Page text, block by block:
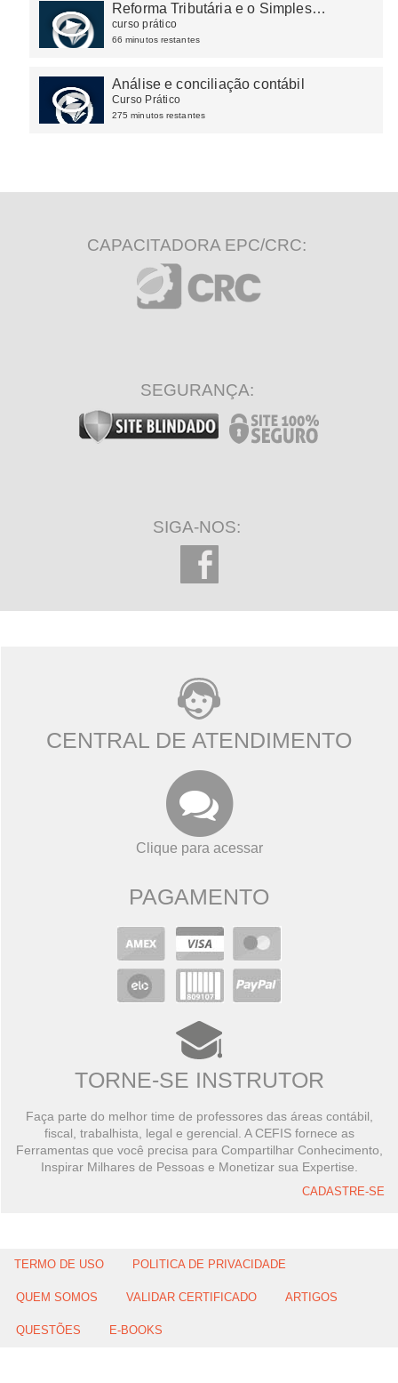
Reforma Tributária e o Simples
Nacional: Impactos e Adaptações
curso prático
66 minutos restantes
Análise e conciliação contábil
Curso Prático
275 minutos restantes
CAPACITADORA EPC/CRC:
SEGURANÇA:
SIGA-NOS:
CENTRAL DE ATENDIMENTO
Clique para acessar
PAGAMENTO
TORNE-SE INSTRUTOR
Faça parte do melhor time de professores das áreas contábil,
fiscal, trabalhista, legal e gerencial. A CEFIS fornece as
Ferramentas que você precisa para Compartilhar Conhecimento,
Inspirar Milhares de Pessoas e Monetizar sua Expertise.
CADASTRE-SE
TERMO DE USO POLITICA DE PRIVACIDADE
QUEM SOMOS VALIDAR CERTIFICADO ARTIGOS
QUESTÕES E-BOOKS